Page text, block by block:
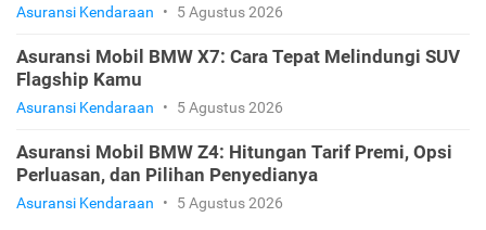
Asuransi Kendaraan • 5 Agustus 2026
Asuransi Mobil BMW X7: Cara Tepat Melindungi SUV
Flagship Kamu
Asuransi Kendaraan • 5 Agustus 2026
Asuransi Mobil BMW Z4: Hitungan Tarif Premi, Opsi
Perluasan, dan Pilihan Penyedianya
Asuransi Kendaraan • 5 Agustus 2026